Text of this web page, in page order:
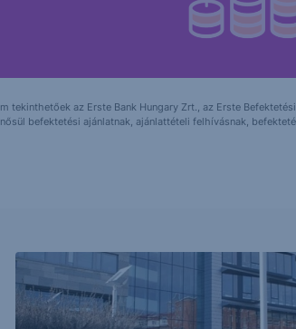
az Erste Bank Hungary Zrt., az Erste
befektetési ajánlatnak, ajánlattételi felhívásnak,